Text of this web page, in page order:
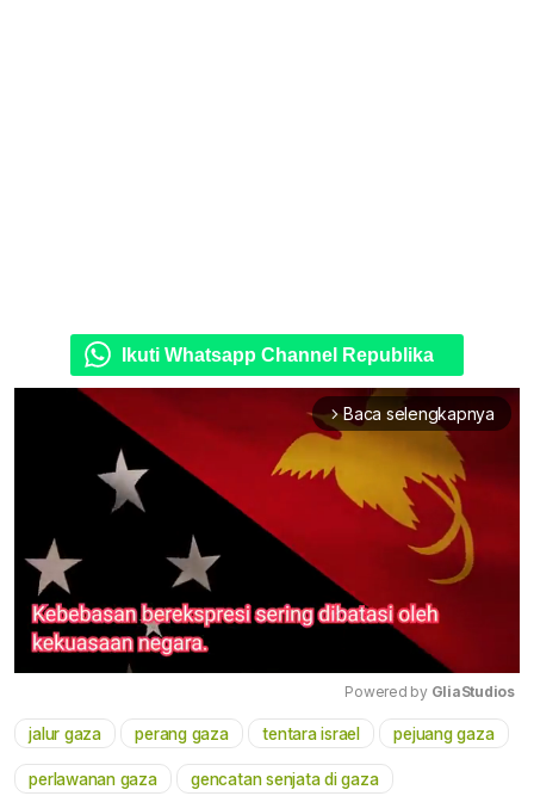
Ikuti Whatsapp Channel Republika
arrow_forward_ios Baca selengkapnya
Mute
Powered by GliaStudios
jalur gaza perang gaza tentara israel pejuang gaza
perlawanan gaza gencatan senjata di gaza